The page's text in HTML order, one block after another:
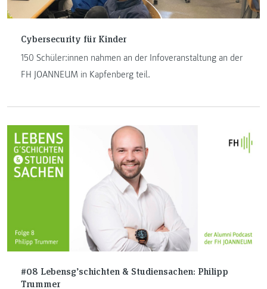
Cybersecurity für Kinder
150 Schüler:innen nahmen an der Infoveranstaltung an der
FH JOANNEUM in Kapfenberg teil.
#08 Lebensg’schichten & Studiensachen: Philipp
Trummer